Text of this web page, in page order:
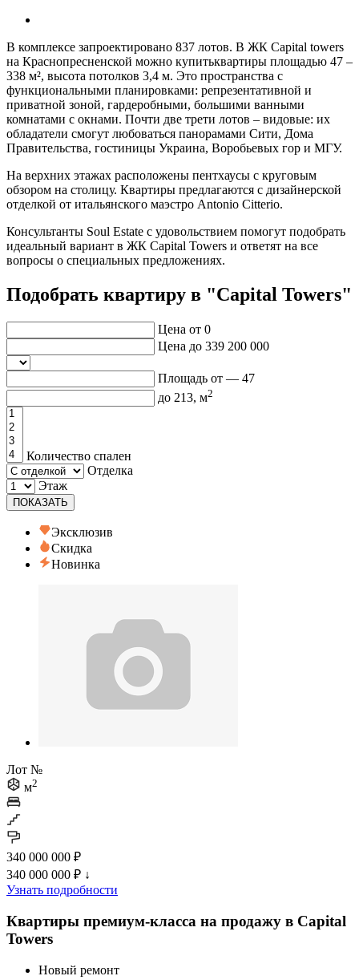
В комплексе запроектировано 837 лотов. В ЖК Capital towers
на Краснопресненской можно купитьквартиры площадью 47 –
338 м², высота потолков 3,4 м. Это пространcтва с
функциональными планировками: репрезентативной и
приватной зоной, гардеробными, большими ванными
комнатами с окнами. Почти две трети лотов – видовые: их
обладатели смогут любоваться панорамами Сити, Дома
Правительства, гостиницы Украина, Воробьевых гор и МГУ.
На верхних этажах расположены пентхаусы с круговым
обзором на столицу. Квартиры предлагаются с дизайнерской
отделкой от итальянского маэстро Antonio Citterio.
Консультанты Soul Estate с удовольствием помогут подобрать
идеальный вариант в ЖК Capital Towers и ответят на все
вопросы о специальных предложениях.
Подобрать квартиру в "Capital Towers"
Цена от 0
Цена до 339 200 000
Площадь от — 47
до 213, м2
Количество спален
Отделка
Этаж
ПОКАЗАТЬ
Эксклюзив
Скидка
Новинка
Лот №
м2
340 000 000 ₽
340 000 000 ₽ ↓
Узнать подробности
Квартиры премиум-класса на продажу в Capital
Towers
Новый ремонт